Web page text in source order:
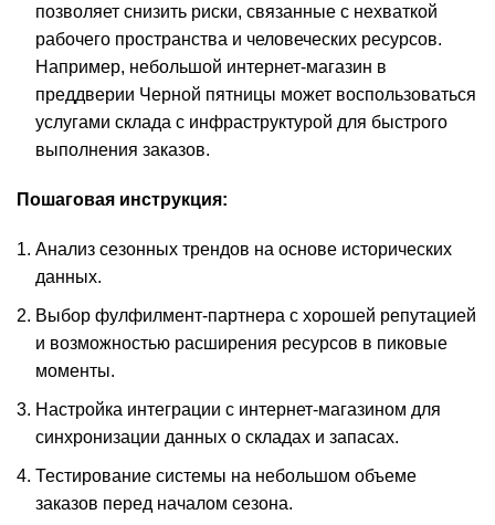
позволяет снизить риски, связанные с нехваткой
рабочего пространства и человеческих ресурсов.
Например, небольшой интернет-магазин в
преддверии Черной пятницы может воспользоваться
услугами склада с инфраструктурой для быстрого
выполнения заказов.
Пошаговая инструкция:
Анализ сезонных трендов на основе исторических
данных.
Выбор фулфилмент-партнера с хорошей репутацией
и возможностью расширения ресурсов в пиковые
моменты.
Настройка интеграции с интернет-магазином для
синхронизации данных о складах и запасах.
Тестирование системы на небольшом объеме
заказов перед началом сезона.